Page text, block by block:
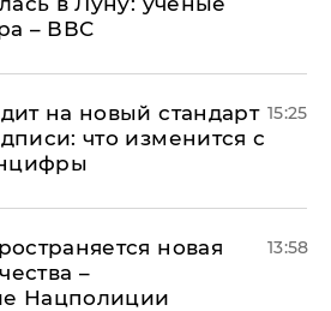
– ВВС
на новый стандарт
что изменится с
15:25
новая
–
Нацполиции
13:58